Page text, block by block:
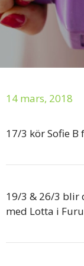
14 mars, 2018
17/3 kör Sofie
19/3 & 26/3 blir
med Lotta i